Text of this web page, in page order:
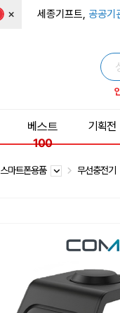
× 세종기프트, 공공기
베스트
100
기획전
스마트폰용품 무선충전기